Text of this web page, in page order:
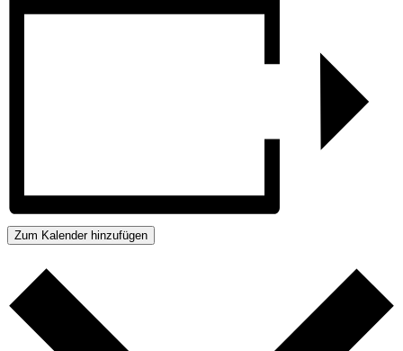
Zum Kalender hinzufügen